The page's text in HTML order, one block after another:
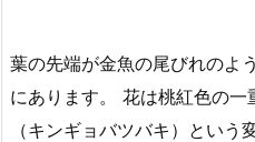
葉の先端が金魚の尾びれのよ
にあります。 花は桃紅色の
（キンギョバツバキ）とい